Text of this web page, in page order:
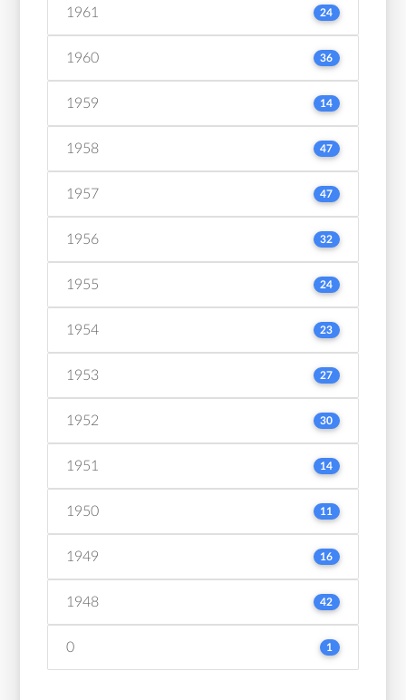
1961 24
1960 36
1959 14
1958 47
1957 47
1956 32
1955 24
1954 23
1953 27
1952 30
1951 14
1950 11
1949 16
1948 42
0 1